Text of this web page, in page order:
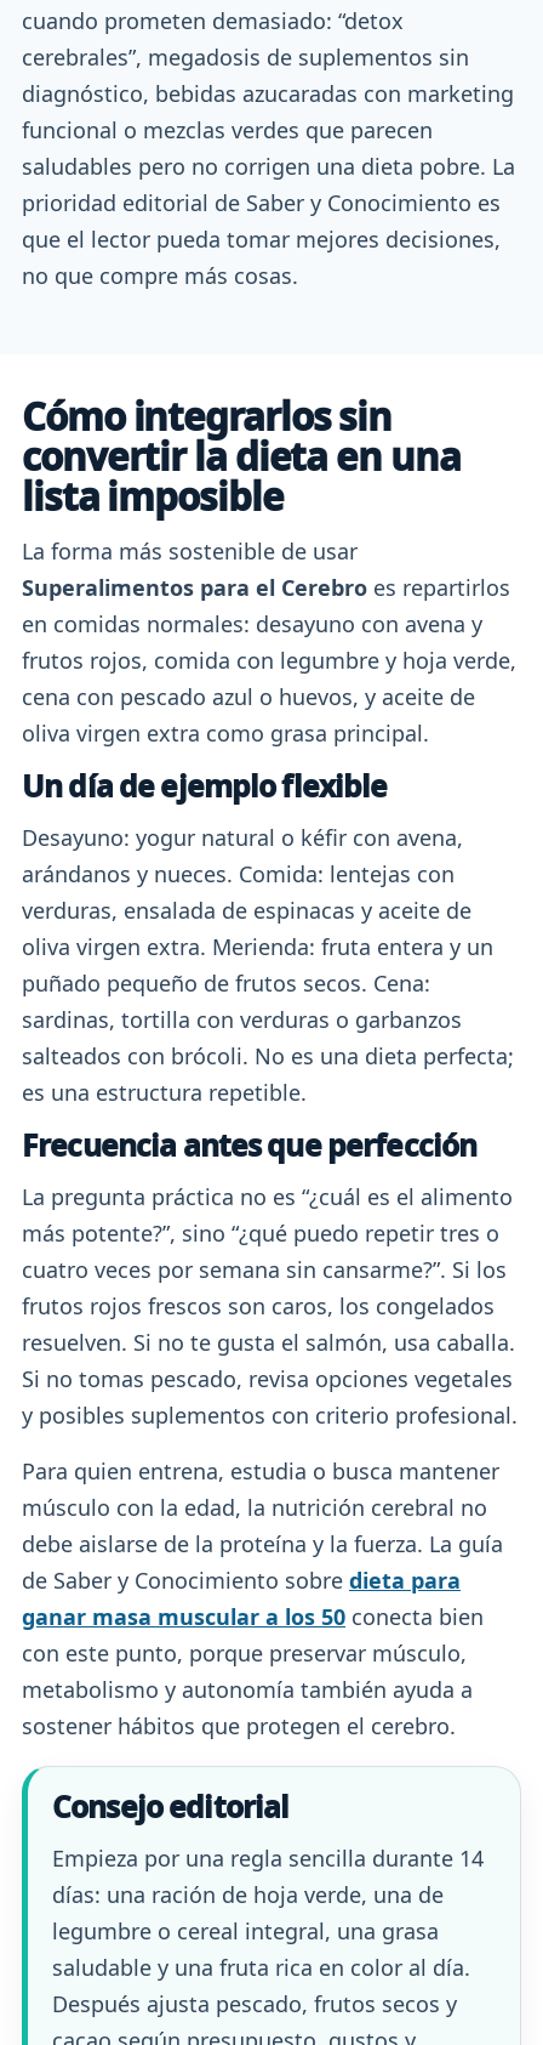
cuando prometen demasiado: “detox
cerebrales”, megadosis de suplementos sin
diagnóstico, bebidas azucaradas con marketing
funcional o mezclas verdes que parecen
saludables pero no corrigen una dieta pobre. La
prioridad editorial de Saber y Conocimiento es
que el lector pueda tomar mejores decisiones,
no que compre más cosas.
Cómo integrarlos sin
convertir la dieta en una
lista imposible
La forma más sostenible de usar
Superalimentos para el Cerebro es repartirlos
en comidas normales: desayuno con avena y
frutos rojos, comida con legumbre y hoja verde,
cena con pescado azul o huevos, y aceite de
oliva virgen extra como grasa principal.
Un día de ejemplo flexible
Desayuno: yogur natural o kéfir con avena,
arándanos y nueces. Comida: lentejas con
verduras, ensalada de espinacas y aceite de
oliva virgen extra. Merienda: fruta entera y un
puñado pequeño de frutos secos. Cena:
sardinas, tortilla con verduras o garbanzos
salteados con brócoli. No es una dieta perfecta;
es una estructura repetible.
Frecuencia antes que perfección
La pregunta práctica no es “¿cuál es el alimento
más potente?”, sino “¿qué puedo repetir tres o
cuatro veces por semana sin cansarme?”. Si los
frutos rojos frescos son caros, los congelados
resuelven. Si no te gusta el salmón, usa caballa.
Si no tomas pescado, revisa opciones vegetales
y posibles suplementos con criterio profesional.
Para quien entrena, estudia o busca mantener
músculo con la edad, la nutrición cerebral no
debe aislarse de la proteína y la fuerza. La guía
de Saber y Conocimiento sobre dieta para
ganar masa muscular a los 50 conecta bien
con este punto, porque preservar músculo,
metabolismo y autonomía también ayuda a
sostener hábitos que protegen el cerebro.
Consejo editorial
Empieza por una regla sencilla durante 14
días: una ración de hoja verde, una de
legumbre o cereal integral, una grasa
saludable y una fruta rica en color al día.
Después ajusta pescado, frutos secos y